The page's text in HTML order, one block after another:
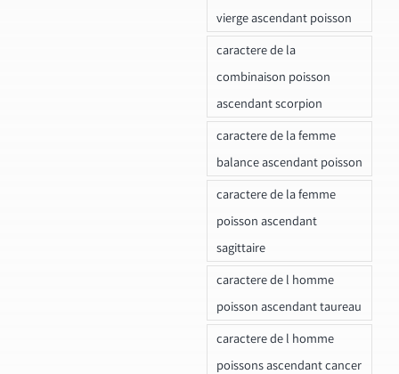
vierge ascendant poisson
caractere de la
combinaison poisson
ascendant scorpion
caractere de la femme
balance ascendant poisson
caractere de la femme
poisson ascendant
sagittaire
caractere de l homme
poisson ascendant taureau
caractere de l homme
poissons ascendant cancer